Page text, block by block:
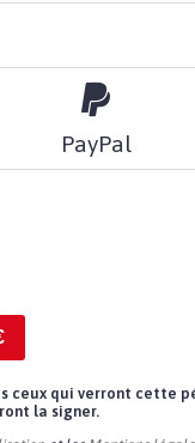
PayPal
ceux qui verront cette
la signer.